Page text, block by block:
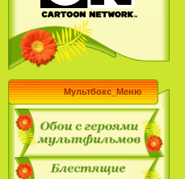
Мультбокс_Меню